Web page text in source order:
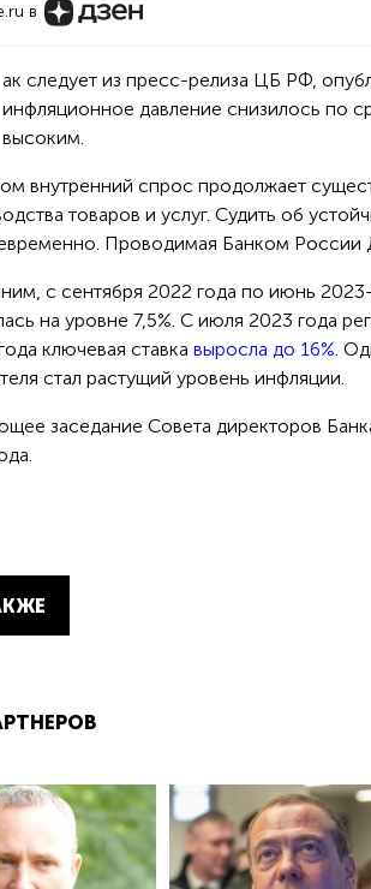
в
ак следует из пресс-релиза ЦБ РФ,
инфляционное дaвление снизилось по
высоким.
внутренний cпрос продолжает
товаров и услуг. Cудить об
Проводимая Банком России
с сентября 2022 года по июнь
на уровне 7,5%. С июля 2023 года
ключевая ставка выросла до 16% .
стал растущий уровень инфляции.
заседание Совета директоров